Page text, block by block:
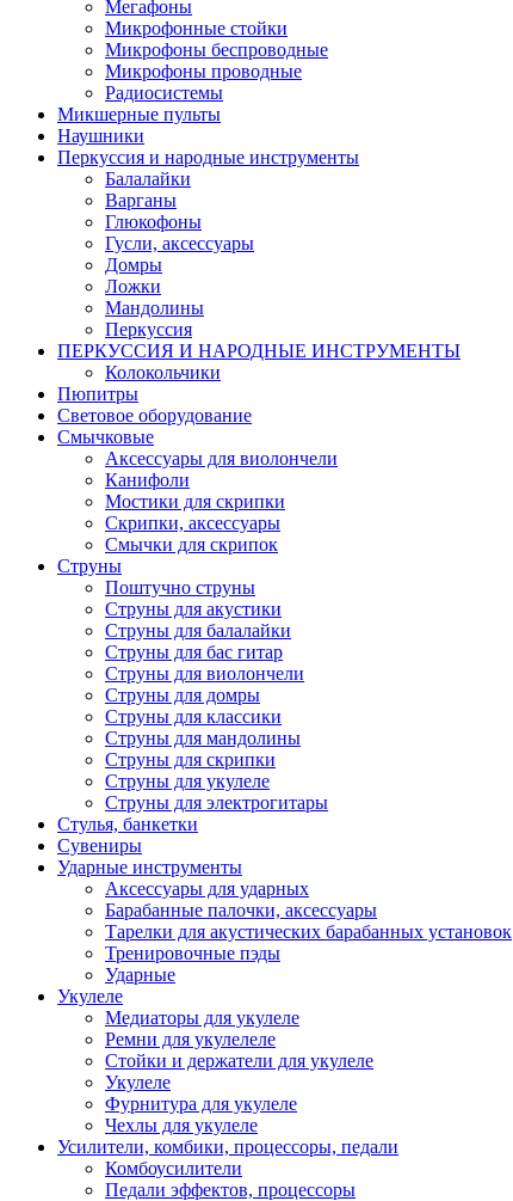
Мегафоны
Микрофонные стойки
Микрофоны беспроводные
Микрофоны проводные
Радиосистемы
Микшерные пульты
Наушники
Перкуссия и народные инструменты
Балалайки
Варганы
Глюкофоны
Гусли, аксессуары
Домры
Ложки
Мандолины
Перкуссия
ПЕРКУССИЯ И НАРОДНЫЕ ИНСТРУМЕНТЫ
Колокольчики
Пюпитры
Световое оборудование
Смычковые
Аксессуары для виолончели
Канифоли
Мостики для скрипки
Скрипки, аксессуары
Смычки для скрипок
Струны
Поштучно струны
Струны для акустики
Струны для балалайки
Струны для бас гитар
Струны для виолончели
Струны для домры
Струны для классики
Струны для мандолины
Струны для скрипки
Струны для укулеле
Струны для электрогитары
Стулья, банкетки
Сувениры
Ударные инструменты
Аксессуары для ударных
Барабанные палочки, аксессуары
Тарелки для акустических барабанных установок
Тренировочные пэды
Ударные
Укулеле
Медиаторы для укулеле
Ремни для укулелеле
Стойки и держатели для укулеле
Укулеле
Фурнитура для укулеле
Чехлы для укулеле
Усилители, комбики, процессоры, педали
Комбоусилители
Педали эффектов, процессоры